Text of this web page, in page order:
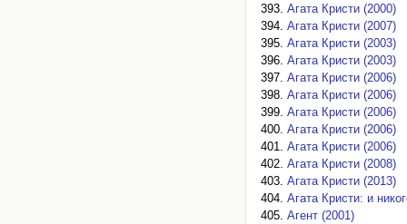
Агата Кристи (2000)
Агата Кристи (2007)
Агата Кристи (2003)
Агата Кристи (2003)
Агата Кристи (2006)
Агата Кристи (2006)
Агата Кристи (2006)
Агата Кристи (2006)
Агата Кристи (2006)
Агата Кристи (2008)
Агата Кристи (2013)
Агата Кристи: и
Агент (2001)